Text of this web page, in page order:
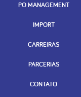
PO MANAGEMENT
IMPORT
CARREIRAS
PARCERIAS
CONTATO